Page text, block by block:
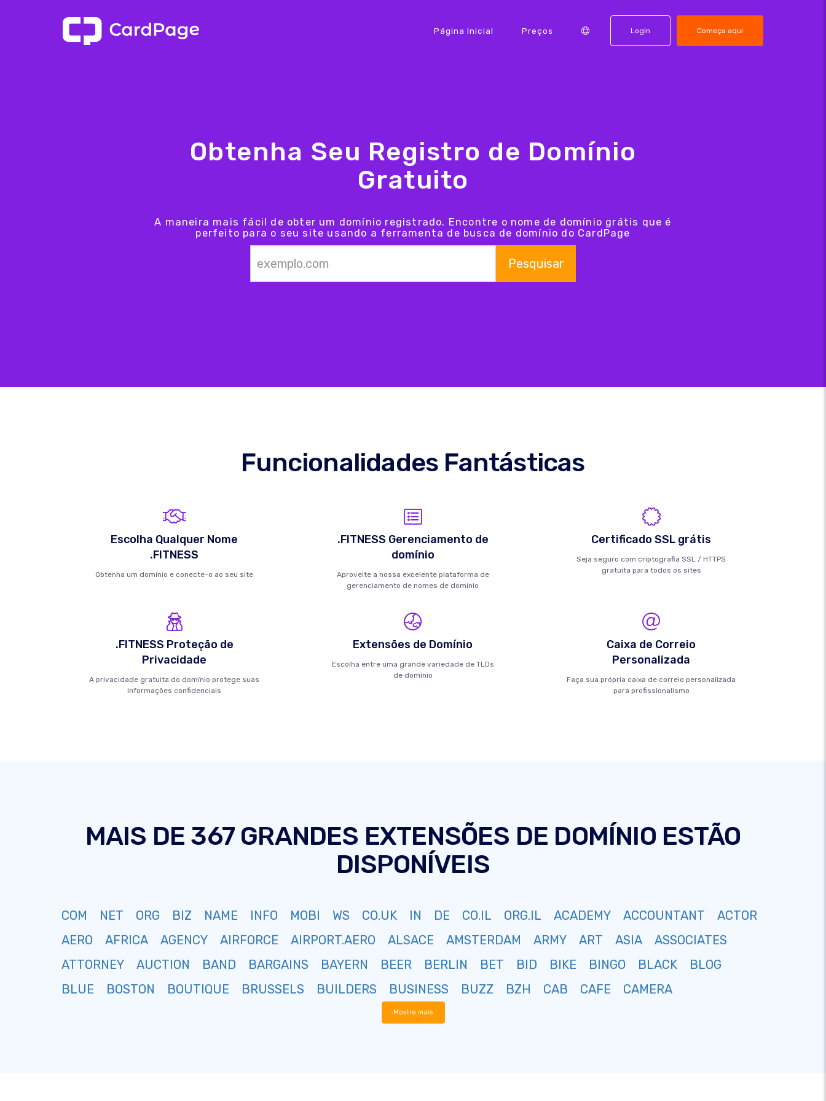
Página Inicial Preços Login Começa aqui
Obtenha Seu Registro de Domínio
Gratuito
A maneira mais fácil de obter um domínio registrado. Encontre o nome de domínio grátis que é
perfeito para o seu site usando a ferramenta de busca de domínio do CardPage
Pesquisar
Funcionalidades Fantásticas
Escolha Qualquer Nome
.FITNESS
Obtenha um domínio e conecte-o ao seu site
.FITNESS Gerenciamento de
domínio
Aproveite a nossa excelente plataforma de
gerenciamento de nomes de domínio
Certificado SSL grátis
Seja seguro com criptografia SSL / HTTPS
gratuita para todos os sites
.FITNESS Proteção de
Privacidade
A privacidade gratuita do domínio protege suas
informações confidenciais
Extensões de Domínio
Escolha entre uma grande variedade de TLDs
de domínio
Caixa de Correio
Personalizada
Faça sua própria caixa de correio personalizada
para profissionalismo
MAIS DE 367 GRANDES EXTENSÕES DE DOMÍNIO ESTÃO
DISPONÍVEIS
COM NET ORG BIZ NAME INFO MOBI WS CO.UK IN DE CO.IL ORG.IL ACADEMY ACCOUNTANT
ACTOR
AERO
AFRICA AGENCY AIRFORCE AIRPORT.AERO ALSACE AMSTERDAM ARMY ART ASIA
ASSOCIATES
ATTORNEY
AUCTION BAND BARGAINS BAYERN BEER BERLIN BET BID BIKE BINGO BLACK
BLOG
BLUE
BOSTON BOUTIQUE BRUSSELS BUILDERS BUSINESS BUZZ BZH CAB CAFE CAMERA
Mostre mais